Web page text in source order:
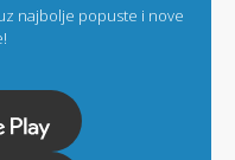
najbolje popuste i nove